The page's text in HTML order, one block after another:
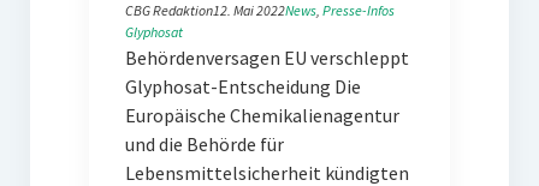
CBG Redaktion12. Mai 2022News, Presse-Infos
Glyphosat
Behördenversagen EU verschleppt
Glyphosat-Entscheidung Die
Europäische Chemikalienagentur
und die Behörde für
Lebensmittelsicherheit kündigten